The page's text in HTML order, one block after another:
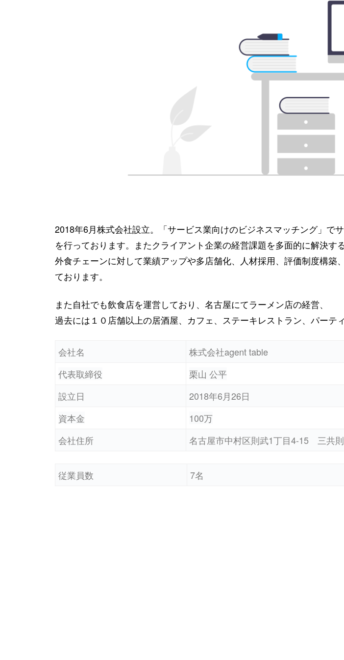
2018年6月株式会社設立。「サービス業向けのビジネスマッチング」で
を行っております。またクライアント企業の経営課題を多面的に解決
外食チェーンに対して業績アップや多店舗化、人材採用、評価制度構
ております。
また自社でも飲食店を運営しており、名古屋にてラーメン店の経営、
過去には１０店舗以上の居酒屋、カフェ、ステーキレストラン、パーテ
会社名
株式会社agent table
代表取締役
栗山 公平
設立日
2018年6月26日
資本金
100万
会社住所
名古屋市中村区則武1丁目4-15 三共
従業員数 7名